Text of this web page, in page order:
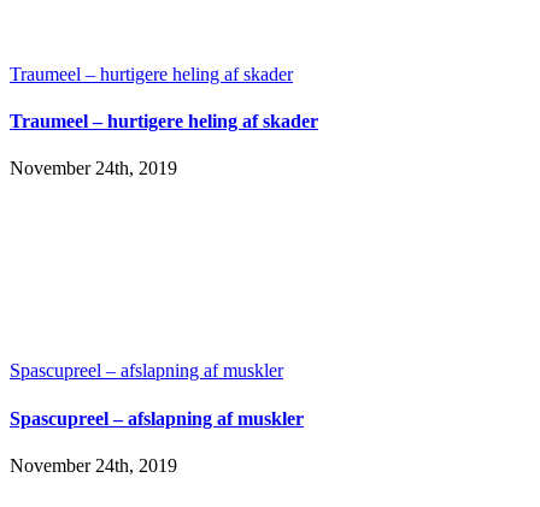
Traumeel – hurtigere heling af skader
Traumeel – hurtigere heling af skader
November 24th, 2019
Spascupreel – afslapning af muskler
Spascupreel – afslapning af muskler
November 24th, 2019